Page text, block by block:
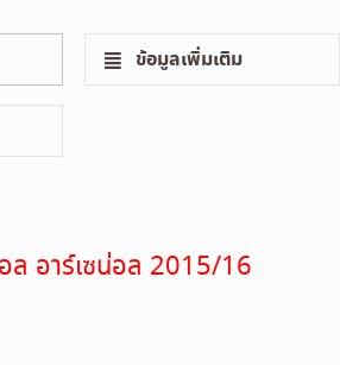
ข้อมูลเพิ่มเติม
ล อาร์เซน่อล 2015/16